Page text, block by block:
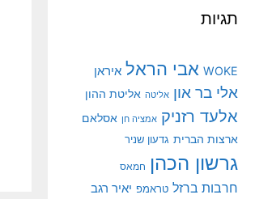
תגיות
WOKE אבי הראל איראן
אלי בר און אליטה אליטת ההון
אלעד רזניק אמציה חן אסלאם
ארצות הברית גדעון שניר
גרשון הכהן חמאס
חרבות ברזל טראמפ יאיר רגב